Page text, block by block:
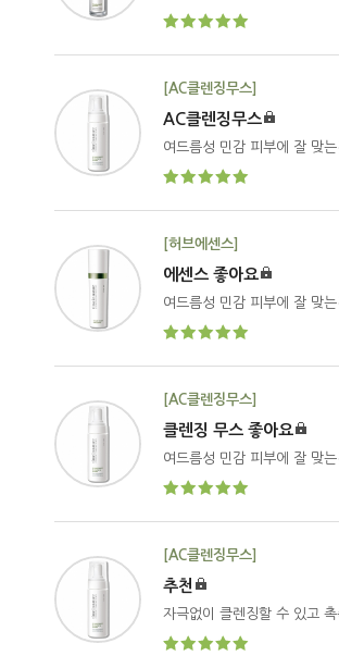
[AC클렌징무스]
AC클렌징무스
여드름성 민감 피부에 잘 맞
[허브에센스]
에센스 좋아요
여드름성 민감 피부에 잘 맞
[AC클렌징무스]
클렌징 무스 좋아요
여드름성 민감 피부에 잘 맞
[AC클렌징무스]
추천
자극없이 클렌징할 수 있고